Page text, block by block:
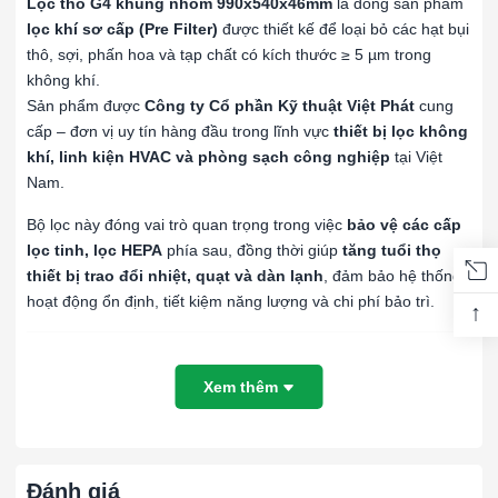
lọc khí sơ cấp (Pre Filter) được thiết kế để loại bỏ các hạt bụi
thô, sợi, phấn hoa và tạp chất có kích thước ≥ 5 µm trong
không khí.
Sản phẩm được Công ty Cổ phần Kỹ thuật Việt Phát cung
cấp – đơn vị uy tín hàng đầu trong lĩnh vực thiết bị lọc không
khí, linh kiện HVAC và phòng sạch công nghiệp tại Việt
Nam.
Bộ lọc này đóng vai trò quan trọng trong việc bảo vệ các cấp
lọc tinh, lọc HEPA phía sau, đồng thời giúp tăng tuổi thọ
thiết bị trao đổi nhiệt, quạt và dàn lạnh , đảm bảo hệ thống
hoạt động ổn định, tiết kiệm năng lượng và chi phí bảo trì.
Lọc thô G4 khung nhôm 990x540x46mm được chế tạo tỉ mỉ,
đáp ứng các tiêu chuẩn kỹ thuật nghiêm ngặt của ngành
Khung lọc:
Xem thêm
Đánh giá
↑